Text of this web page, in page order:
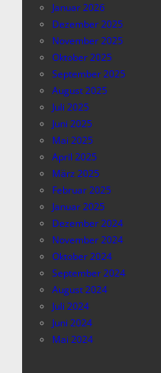
Januar 2026
Dezember 2025
November 2025
Oktober 2025
September 2025
August 2025
Juli 2025
Juni 2025
Mai 2025
April 2025
März 2025
Februar 2025
Januar 2025
Dezember 2024
November 2024
Oktober 2024
September 2024
August 2024
Juli 2024
Juni 2024
Mai 2024